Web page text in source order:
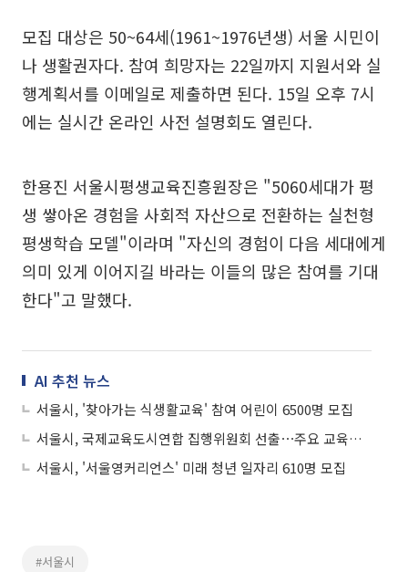
모집 대상은 50~64세(1961~1976년생) 서울 시민이
나 생활권자다. 참여 희망자는 22일까지 지원서와 실
행계획서를 이메일로 제출하면 된다. 15일 오후 7시
에는 실시간 온라인 사전 설명회도 열린다.
한용진 서울시평생교육진흥원장은 "5060세대가 평
생 쌓아온 경험을 사회적 자산으로 전환하는 실천형
평생학습 모델"이라며 "자신의 경험이 다음 세대에게
의미 있게 이어지길 바라는 이들의 많은 참여를 기대
한다"고 말했다.
AI 추천 뉴스
서울시, '찾아가는 식생활교육' 참여 어린이 6500명 모집
서울시, 국제교육도시연합 집행위원회 선출⋯주요 교육도시와 4년간 운영 참여
서울시, '서울영커리언스' 미래 청년 일자리 610명 모집
#서울시